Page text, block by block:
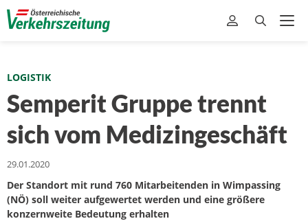
LOGISTIK
Semperit Gruppe trennt
sich vom Medizingeschäft
29.01.2020
Der Standort mit rund 760 Mitarbeitenden in Wimpassing
(NÖ) soll weiter aufgewertet werden und eine größere
konzernweite Bedeutung erhalten